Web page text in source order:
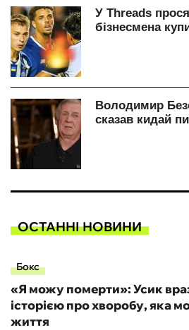
ОСТАННІ НОВИНИ
Бокс
«Я можу померти»: Усик
історією про хворобу, яка
життя